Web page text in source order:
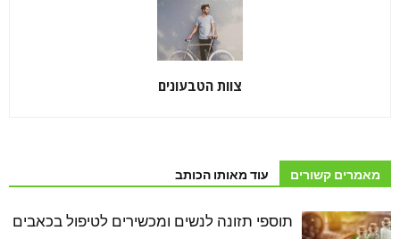
צוות הטבעונים
מאמרים קשורים עוד מאותו הכותב
תוספי תזונה לנשים ומכשירים לטיפול בכאבים